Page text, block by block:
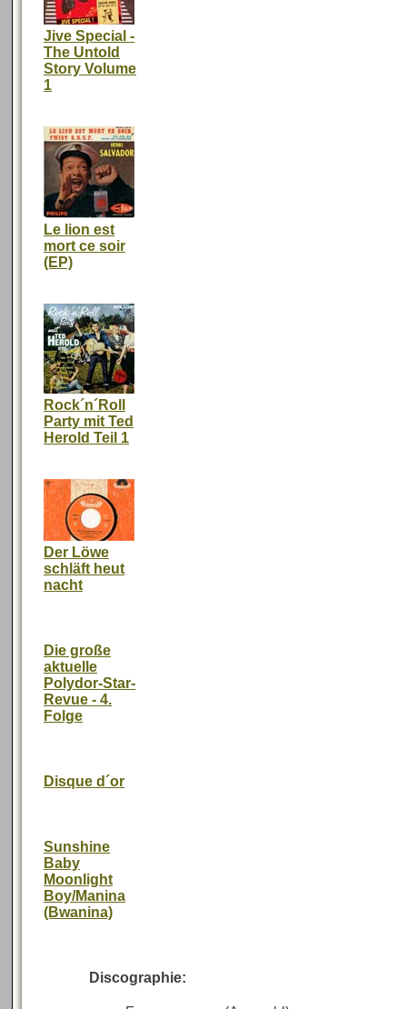
Jive Special -
The Untold
Story Volume
1
Le lion est
mort ce soir
(EP)
Rock´n´Roll
Party mit Ted
Herold Teil 1
Der Löwe
schläft heut
nacht
Die große
aktuelle
Polydor-Star-
Revue - 4.
Folge
Disque d´or
Sunshine
Baby
Moonlight
Boy/Manina
(Bwanina)
Discographie: